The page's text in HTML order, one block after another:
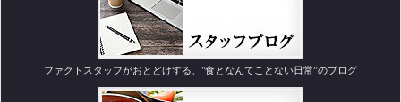
ファクトスタッフがおとどけする、"食となんてことない日常”のブログ